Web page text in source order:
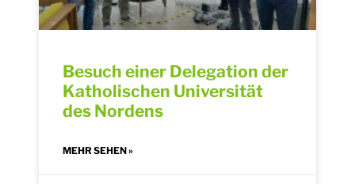
Besuch einer Delegation der
Katholischen Universität
des Nordens
MEHR SEHEN »